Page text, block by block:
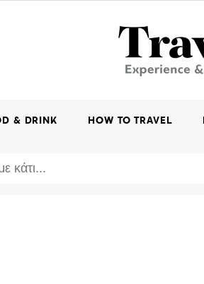
& DRINK HOW TO TRAVEL